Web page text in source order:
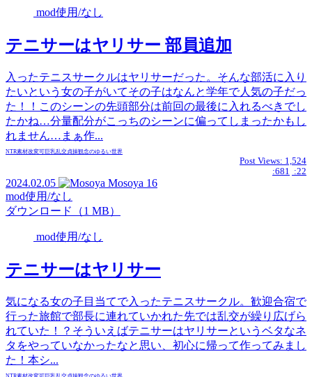
mod使用/なし
テニサーはヤリサー 部員追加
入ったテニスサークルはヤリサーだった。そんな部活に入り
たいという女の子がいてその子はなんと学年で人気の子だっ
た！！このシーンの先頭部分は前回の最後に入れるべきでし
たかね…分量配分がこっちのシーンに偏ってしまったかもし
れません…まぁ作...
NTR素材改変可巨乳 乱交貞操観念のゆるい世界
Post Views: 1,524
:681
:22
2024.02.05 Mosoya 16
mod使用/なし
ダウンロード（1 MB）
mod使用/なし
テニサーはヤリサー
気になる女の子目当てで入ったテニスサークル。歓迎合宿で
行った旅館で部長に連れていかれた先では乱交が繰り広げら
れていた！？そういえばテニサーはヤリサーというベタなネ
タをやっていなかったなと思い、初心に帰って作ってみまし
た！本シ...
NTR素材改変可巨乳 乱交貞操観念のゆるい世界